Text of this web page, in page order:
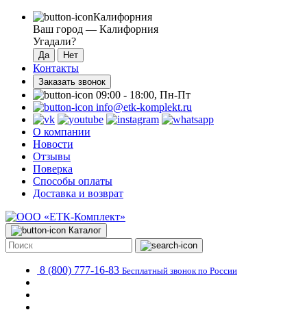
Калифорния
Ваш город — Калифорния
Угадали?
Контакты
Заказать звонок
09:00 - 18:00, Пн-Пт
info@etk-komplekt.ru
О компании
Новости
Отзывы
Поверка
Способы оплаты
Доставка и возврат
Каталог
8 (800) 777-16-83 Бесплатный звонок по России